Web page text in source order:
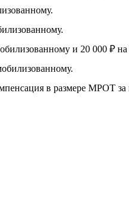
и 20 000 ₽ на
в размере МРОТ за